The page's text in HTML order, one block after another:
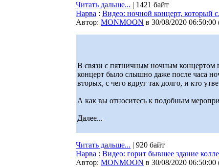
Читать дальше... | 1421 байт
Нарва : Видео: ночной концерт, который
Автор: MONMOON в 30/08/2020 06:50:00
В связи с пятничным ночным концертом
концерт было слышно даже после часа
вторых, с чего вдруг так долго, и кто
А как вы относитесь к подобным
Далее...
Читать дальше... | 920 байт
Нарва : Видео: горит бывшее здание
Автор: MONMOON в 30/08/2020 06:50:00